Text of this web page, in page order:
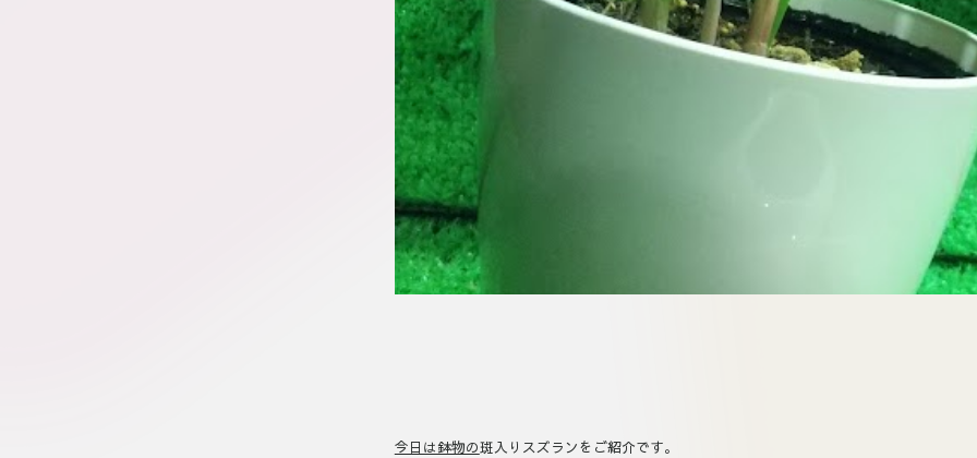
今日は鉢物の斑入りスズランをご紹介です。